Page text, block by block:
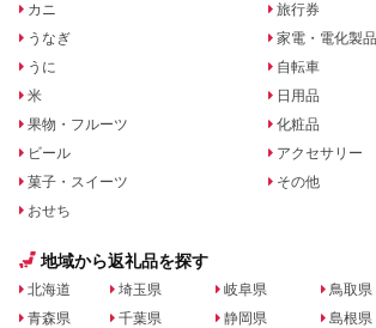
カニ
うなぎ
うに
米
果物・フルーツ
ビール
菓子・スイーツ
おせち
旅行券
家電・電化製品
自転車
日用品
化粧品
アクセサリー
その他
地域から返礼品を探す
北海道
青森県
埼玉県
千葉県
岐阜県
静岡県
鳥取県
島根県